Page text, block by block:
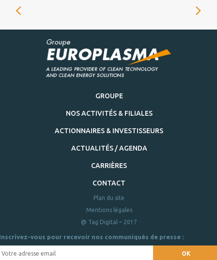
GROUPE
NOS ACTIVITÉS & FILIALES
ACTIONNAIRES & INVESTISSEURS
ACTUALITÉS / AGENDA
CARRIÈRES
CONTACT
Plan du site
Mentions légales
@ Tag Digital – 2017
vous pour recevoir nos communiqués de presse :